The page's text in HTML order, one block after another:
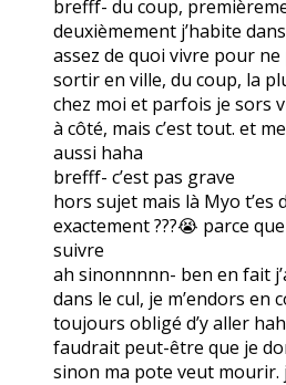
brefff- du coup,
deuxièmement j’habite
assez de quoi vivre pour
sortir en ville, du coup, la
chez moi et parfois je sors
à côté, mais c’est tout. et
aussi haha
brefff- c’est pas grave
hors sujet mais là Myo t’es
exactement ???😭 parce
suivre
ah sinonnnnn- ben en fait
dans le cul, je m’endors en
toujours obligé d’y aller
faudrait peut-être que je
sinon ma pote veut mourir.